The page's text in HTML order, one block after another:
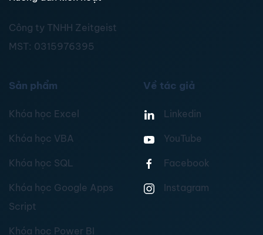
Công ty TNHH Zeitgeist
MST: 0315976395
Sản phẩm
Khóa học Excel
Khóa học VBA
Khóa học SQL
Khóa học Google Apps
Script
Khóa học Power BI
Về tác giả
Linkedin
YouTube
Facebook
Instagram